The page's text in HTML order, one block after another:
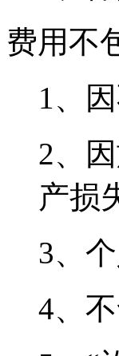
费用不
1、
2、
产损
3、
4、